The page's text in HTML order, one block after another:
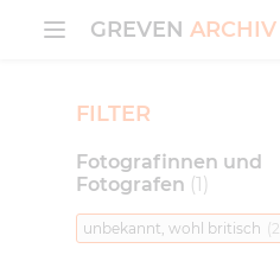
MENÜ ÖFFNEN
GREVEN ARCHIV
FILTER
Fotografinnen und
Fotografen (1)
unbekannt, wohl britisch ( 2